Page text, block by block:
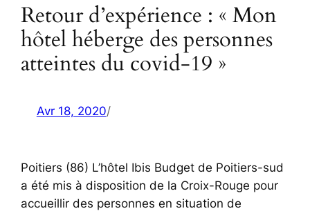
Retour d’expérience : « Mon
hôtel héberge des personnes
atteintes du covid-19 »
Avr 18, 2020/
Poitiers (86) L’hôtel Ibis Budget de Poitiers-sud
a été mis à disposition de la Croix-Rouge pour
accueillir des personnes en situation de